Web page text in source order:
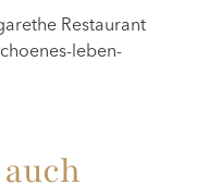
Restaurant
leben-